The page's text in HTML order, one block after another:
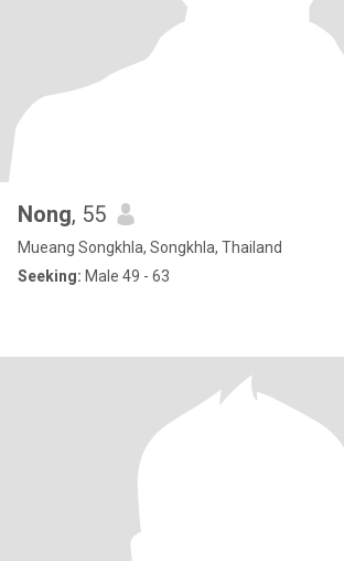
Nong, 55
Mueang Songkhla, Songkhla, Thailand
Seeking: Male 49 - 63